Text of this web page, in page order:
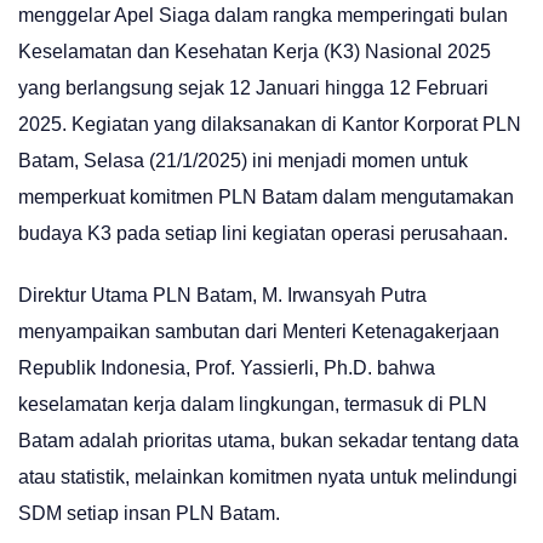
menggelar Apel Siaga dalam rangka memperingati bulan
Keselamatan dan Kesehatan Kerja (K3) Nasional 2025
yang berlangsung sejak 12 Januari hingga 12 Februari
2025. Kegiatan yang dilaksanakan di Kantor Korporat PLN
Batam, Selasa (21/1/2025) ini menjadi momen untuk
memperkuat komitmen PLN Batam dalam mengutamakan
budaya K3 pada setiap lini kegiatan operasi perusahaan.
Direktur Utama PLN Batam, M. Irwansyah Putra
menyampaikan sambutan dari Menteri Ketenagakerjaan
Republik Indonesia, Prof. Yassierli, Ph.D. bahwa
keselamatan kerja dalam lingkungan, termasuk di PLN
Batam adalah prioritas utama, bukan sekadar tentang data
atau statistik, melainkan komitmen nyata untuk melindungi
SDM setiap insan PLN Batam.